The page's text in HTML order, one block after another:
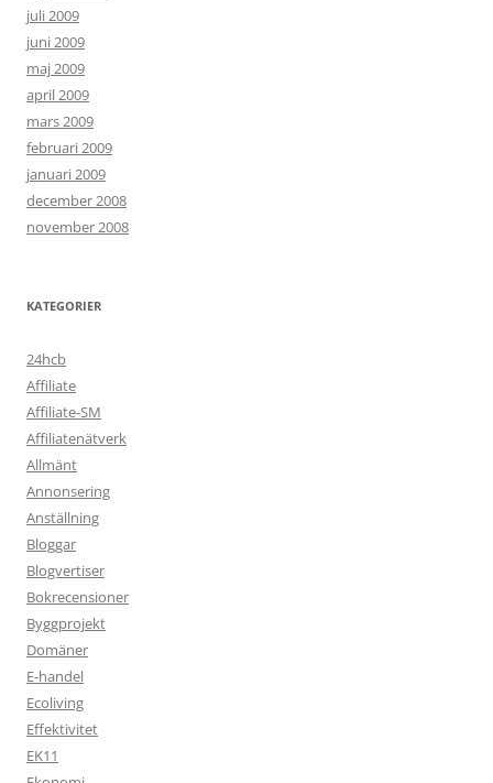
juli 2009
juni 2009
maj 2009
april 2009
mars 2009
februari 2009
januari 2009
december 2008
november 2008
KATEGORIER
24hcb
Affiliate
Affiliate-SM
Affiliatenätverk
Allmänt
Annonsering
Anställning
Bloggar
Blogvertiser
Bokrecensioner
Byggprojekt
Domäner
E-handel
Ecoliving
Effektivitet
EK11